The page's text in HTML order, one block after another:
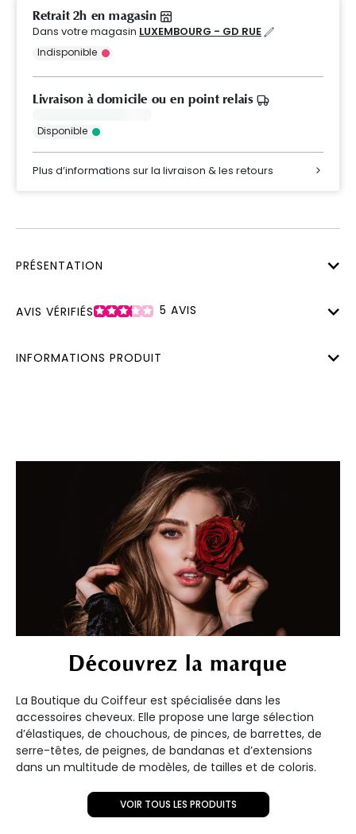
Retrait 2h en magasin
Dans votre magasin LUXEMBOURG - GD RUE
Indisponible
Livraison à domicile ou en point relais
Disponible
Plus d’informations sur la livraison & les retours
PRÉSENTATION
AVIS VÉRIFIÉS 5 AVIS
INFORMATIONS PRODUIT
Découvrez la marque
La Boutique du Coiffeur est spécialisée dans les
accessoires cheveux. Elle propose une large sélection
d’élastiques, de chouchous, de pinces, de barrettes, de
serre-têtes, de peignes, de bandanas et d’extensions
dans un multitude de modèles, de tailles et de coloris.
VOIR TOUS LES PRODUITS